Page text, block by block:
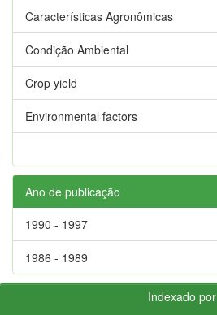
Características Agronômicas
Condição Ambiental
Crop yield
Environmental factors
Ano de publicação
1990 - 1997
1986 - 1989
Indexado por